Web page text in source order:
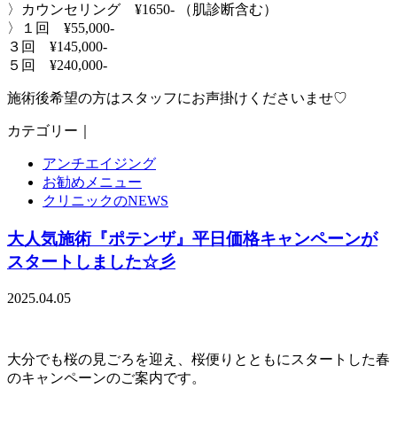
〉カウンセリング ¥1650- （肌診断含む）
〉１回 ¥55,000-
３回 ¥145,000-
５回 ¥240,000-
施術後希望の方はスタッフにお声掛けくださいませ♡
カテゴリー｜
アンチエイジング
お勧めメニュー
クリニックのNEWS
大人気施術『ポテンザ』平日価格キャンペーンが
スタートしました☆彡
2025.04.05
大分でも桜の見ごろを迎え、桜便りとともにスタートした春
のキャンペーンのご案内です。